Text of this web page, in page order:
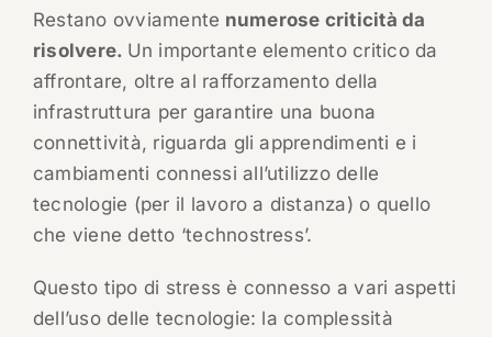
Restano ovviamente numerose criticità da
risolvere. Un importante elemento critico da
affrontare, oltre al rafforzamento della
infrastruttura per garantire una buona
connettività, riguarda gli apprendimenti e i
cambiamenti connessi all’utilizzo delle
tecnologie (per il lavoro a distanza) o quello
che viene detto ‘technostress’.
Questo tipo di stress è connesso a vari aspetti
dell’uso delle tecnologie: la complessità